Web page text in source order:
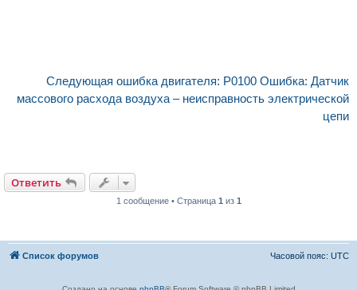
Следующая ошибка двигателя: P0100 Ошибка: Датчик
массового расхода воздуха – неисправность электрической
цепи
Ответить
1 сообщение • Страница 1 из 1
Список форумов Часовой пояс: UTC